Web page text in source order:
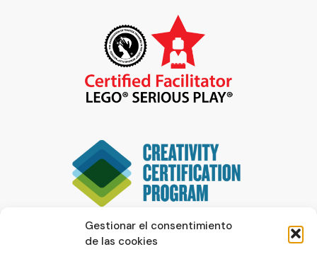
Gestionar el consentimiento
de las cookies